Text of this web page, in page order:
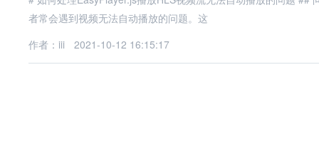
者常会遇到视频无法自动播放的问题。这
作者：iii
2021-10-12 16:15:17